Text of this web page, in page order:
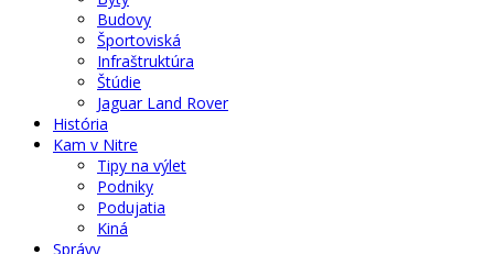
Budovy
Športoviská
Infraštruktúra
Štúdie
Jaguar Land Rover
História
Kam v Nitre
Tipy na výlet
Podniky
Podujatia
Kiná
Správy